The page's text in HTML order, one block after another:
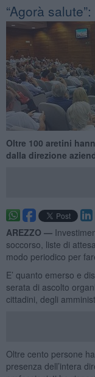
“Agorà
Oltre 100 aretini
dalla direzione
AREZZO —
soccorso, liste di
modo periodico per
E’ quanto emerso e
serata di ascolto
cittadini, degli
Oltre cento persone
presenza dell’intera